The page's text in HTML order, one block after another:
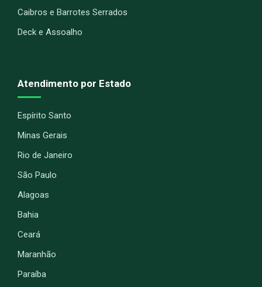
Caibros e Barrotes Serrados
Deck e Assoalho
Atendimento por Estado
Espírito Santo
Minas Gerais
Rio de Janeiro
São Paulo
Alagoas
Bahia
Ceará
Maranhão
Paraíba